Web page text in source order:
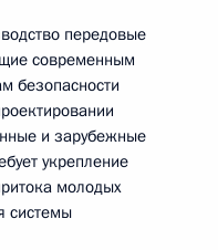
передовые
современным
безопасности
и зарубежные
укрепление
молодых
системы